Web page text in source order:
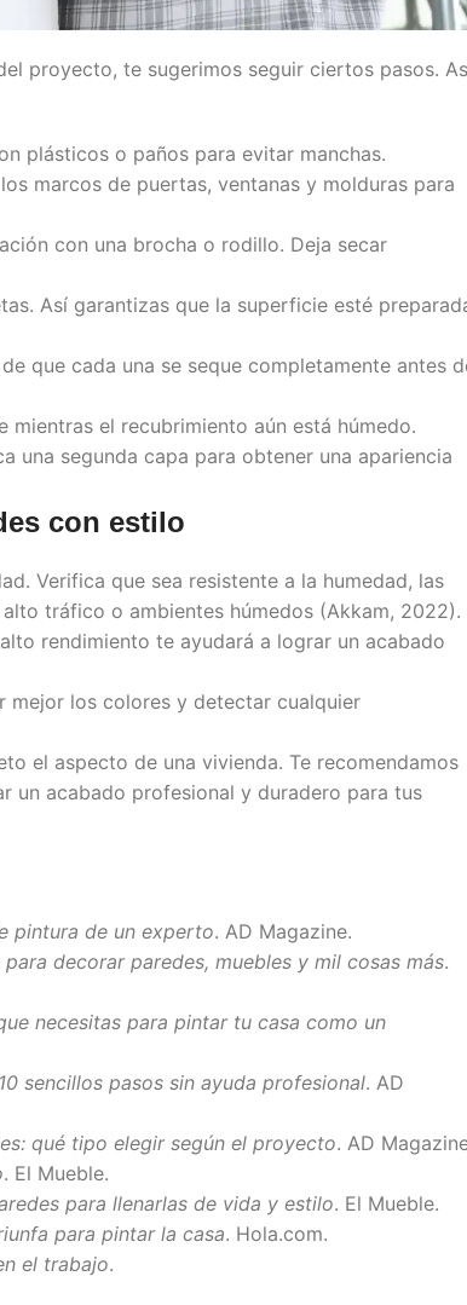
proyecto, te sugerimos seguir ciertos pasos.
plásticos o paños para evitar manchas.
marcos de puertas, ventanas y molduras para
con una brocha o rodillo. Deja secar
Así garantizas que la superficie esté
que cada una se seque completamente antes
mientras el recubrimiento aún está húmedo.
una segunda capa para obtener una apariencia
con estilo
Verifica que sea resistente a la humedad, las
tráfico o ambientes húmedos (Akkam, 2022).
rendimiento te ayudará a lograr un acabado
mejor los colores y detectar cualquier
el aspecto de una vivienda. Te recomendamos
un acabado profesional y duradero para tus
pintura de un experto. AD Magazine.
decorar paredes, muebles y mil cosas más.
necesitas para pintar tu casa como un
sencillos pasos sin ayuda profesional. AD
qué tipo elegir según el proyecto. AD
. El Mueble.
para llenarlas de vida y estilo. El Mueble.
para pintar la casa. Hola.com.
el trabajo.